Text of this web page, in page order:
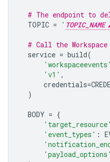
# The endpoint to
TOPIC = ' TOPIC_NAME
# Call the
service = build(
'workspaceevents'
'v1' ,
credentials=
)
BODY = {
'target_resource'
'event_types' :
'payload_options'